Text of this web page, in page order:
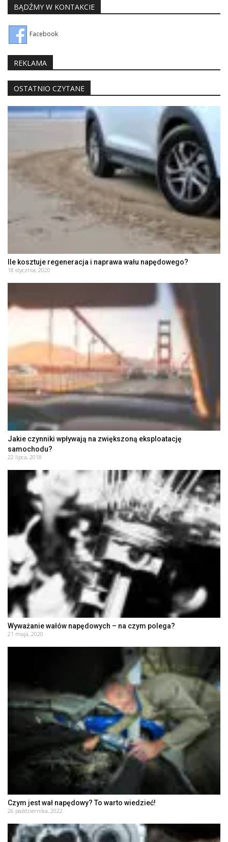
BĄDŹMY W KONTAKCIE
Facebook
REKLAMA
OSTATNIO CZYTANE
Ile kosztuje regeneracja i naprawa wału napędowego?
18 stycznia, 2020
Jakie czynniki wpływają na zwiększoną eksploatację
samochodu?
22 lipca, 2018
Wyważanie wałów napędowych – na czym polega?
21 maja, 2020
Czym jest wał napędowy? To warto wiedzieć!
26 października, 2022